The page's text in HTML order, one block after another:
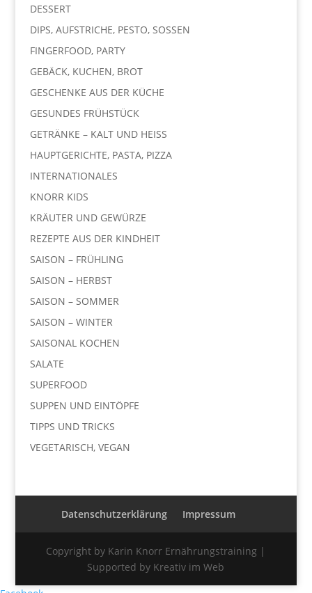
DESSERT
DIPS, AUFSTRICHE, PESTO, SOSSEN
FINGERFOOD, PARTY
GEBÄCK, KUCHEN, BROT
GESCHENKE AUS DER KÜCHE
GESUNDES FRÜHSTÜCK
GETRÄNKE – KALT UND HEISS
HAUPTGERICHTE, PASTA, PIZZA
INTERNATIONALES
KNORR KIDS
KRÄUTER UND GEWÜRZE
REZEPTE AUS DER KINDHEIT
SAISON – FRÜHLING
SAISON – HERBST
SAISON – SOMMER
SAISON – WINTER
SAISONAL KOCHEN
SALATE
SUPERFOOD
SUPPEN UND EINTÖPFE
TIPPS UND TRICKS
VEGETARISCH, VEGAN
Datenschutzerklärung Impressum
Copyright by Karin Knorr Ernährungstraining |
Supported by Kreativ im Web